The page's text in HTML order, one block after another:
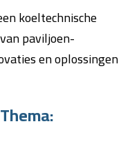
koeltechnische
paviljoen-
en oplossingen